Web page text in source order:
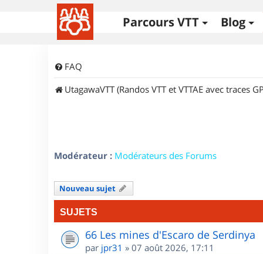
Parcours VTT Blog
FAQ
UtagawaVTT (Randos VTT et VTTAE avec traces
Modérateur : Modérateurs des Forums
Nouveau sujet
SUJETS
66 Les mines d'Escaro de Serdinya
par jpr31 » 07 août 2026, 17:11